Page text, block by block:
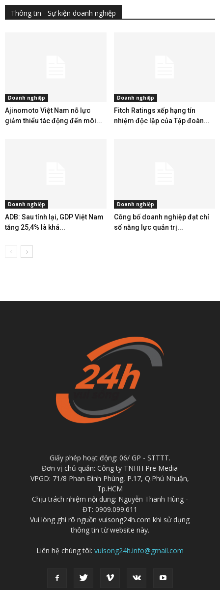
Thông tin - Sự kiện doanh nghiệp
Doanh nghiệp
Ajinomoto Việt Nam nỗ lực
giảm thiểu tác động đến môi...
Doanh nghiệp
Fitch Ratings xếp hạng tín
nhiệm độc lập của Tập đoàn...
Doanh nghiệp
ADB: Sau tính lại, GDP Việt Nam
tăng 25,4% là khá...
Doanh nghiệp
Công bố doanh nghiệp đạt chỉ
số năng lực quản trị...
Giấy phép hoạt động: 06/ GP - STTTT.
Đơn vị chủ quản: Công ty TNHH Pre Media
VPGD: 71/8 Phan Đình Phùng, P.17, Q.Phú Nhuận,
Tp.HCM
Chịu trách nhiệm nội dung: Nguyễn Thanh Hùng -
ĐT: 0909.099.611
Vui lòng ghi rõ nguồn vuisong24h.com khi sử dụng
thông tin từ website này.
Liên hệ chúng tôi: vuisong24h.info@gmail.com